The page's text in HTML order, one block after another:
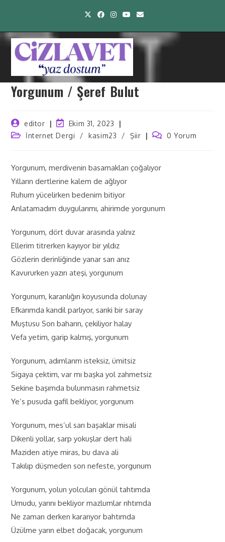
Yorgunum / Şeref Bulut
editor
Ekim 31, 2023
İnternet Dergi
/ kasim23 / Şiir 0 Yorum
Yorgunum, merdivenin basamakları çoğalıyor
Yılların dertlerine kalem de ağlıyor
Ruhum yücelirken bedenim bitiyor
Anlatamadım duygularımı, ahirimde yorgunum
Yorgunum, dört duvar arasında yalnız
Ellerim titrerken kayıyor bir yıldız
Gözlerin derinliğinde yanar sarı anız
Kavururken yazın ateşi, yorgunum
Yorgunum, karanlığın koyusunda dolunay
Efkarımda kandil parlıyor, sanki bir saray
Muştusu Son baharın, çekiliyor halay
Vefa yetim, garip kalmış, yorgunum
Yorgunum, adımlarım isteksiz, ümitsiz
Sigaya çektim, var mı başka yol zahmetsiz
Sekine başımda bulunmasın rahmetsiz
Ye’s pusuda gafil bekliyor, yorgunum
Yorgunum, mes’ul sarı başaklar misali
Dikenli yollar, sarp yokuşlar dert hali
Maziden atiye miras, bu dava ali
Takılıp düşmeden son nefeste, yorgunum
Yorgunum, yolun yolcuları gönül tahtımda
Umudu, yarını bekliyor mazlumlar rıhtımda
Ne zaman derken kararıyor bahtımda
Üzülme yarın elbet doğacak, yorgunum